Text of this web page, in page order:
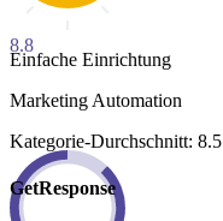
8.8
Einfache Einrichtung
Marketing Automation
Kategorie-Durchschnitt: 8.5
GetResponse